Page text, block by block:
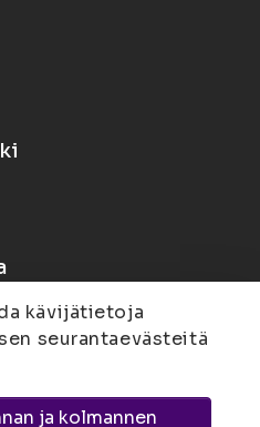
kävijätietoja
seurantaevästeitä
ja kolmannen